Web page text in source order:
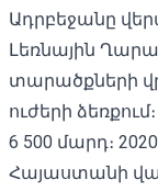
Ադրբեջանը
Լեռնային
տարածքների
ուժերի
6 500 մարդ։
Հայաստանի